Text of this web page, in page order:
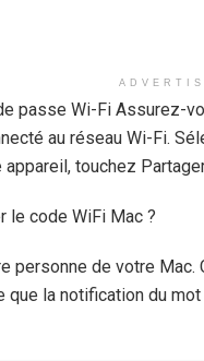
passe Wi-Fi Assurez-
au réseau Wi-Fi.
touchez
le code WiFi Mac ?
personne de votre
que la notification du